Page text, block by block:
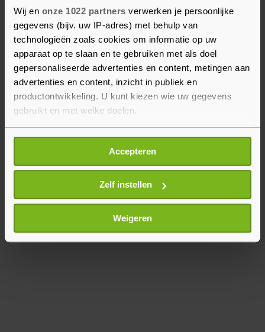
Wij en onze 1022 partners verwerken je persoonlijke
gegevens (bijv. uw IP-adres) met behulp van
technologieën zoals cookies om informatie op uw
apparaat op te slaan en te gebruiken met als doel
gepersonaliseerde advertenties en content, metingen aan
advertenties en content, inzicht in publiek en
productontwikkeling. U kunt kiezen wie uw gegevens
gebruikt en met welke doelen.
Als u het toestaat, willen we ook graag:
Informatie verzamelen over uw geografische
locatie, die tot een paar meter nauwkeurig kan zijn
Uw apparaat identificeren door het actief te
scannen op specifieke eigenschappen (fingerprinting)
Lees meer over hoe uw persoonlijke gegevens worden
verwerkt en stel uw voorkeuren in het
U kunt uw toestemming op elk moment wijzigen of
Accepteren
Zelf instellen
Weigeren
bank in Frankfurt.
Wereldwijd werden in 2023 467.000 valse
eurobiljetten aangetroffen. Voor het publiek en
de winkeliers is de kans op het aantreffen van
een vals biljet erg klein. Wereldwijd zijn in totaal
30 miljard echte eurobiljetten in omloop.